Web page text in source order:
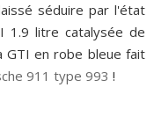
séduire par l'état
1.9 litre catalysée de
GTI en robe bleue fait
911 type 993 !